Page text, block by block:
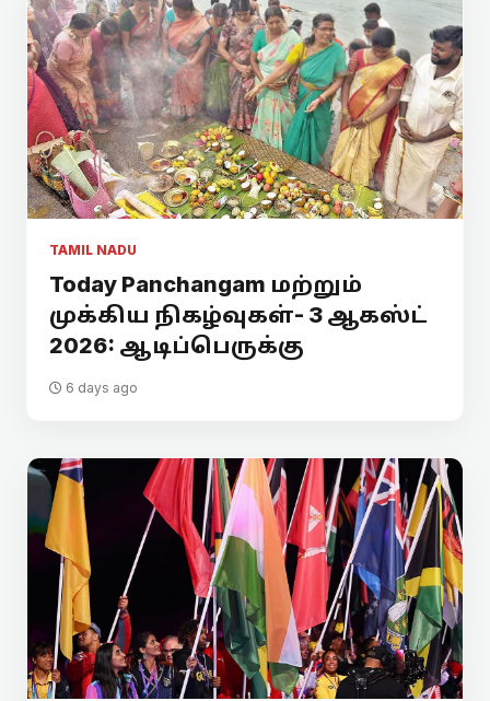
TAMIL NADU
Today Panchangam மற்றும்
முக்கிய நிகழ்வுகள்- 3 ஆகஸ்ட்
2026: ஆடிப்பெருக்கு
6 days ago